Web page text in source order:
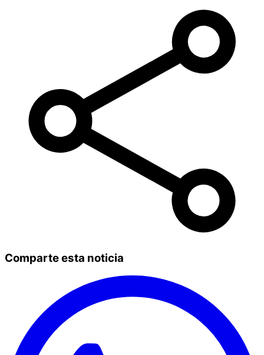
Comparte esta noticia